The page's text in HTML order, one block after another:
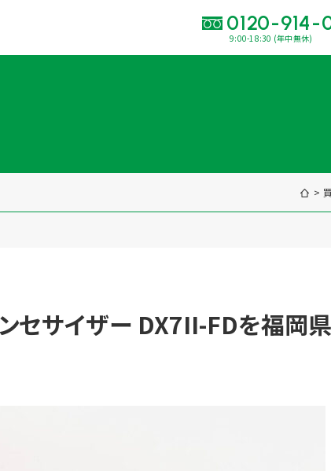
0120-914-
9:00-18:30 (年中無休)
わせ・査定をご依頼くだ
買取に関する質問や相談もすぐにできて便利
セサイザー DX7II-FDを福岡